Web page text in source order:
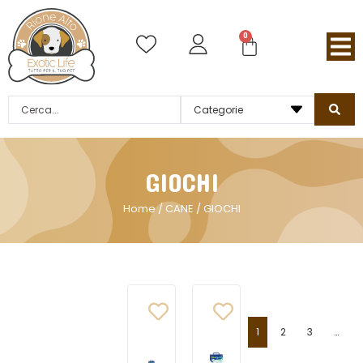
0
GIOCHI
Home/ CANE / GIOCHI
1 2 3 …